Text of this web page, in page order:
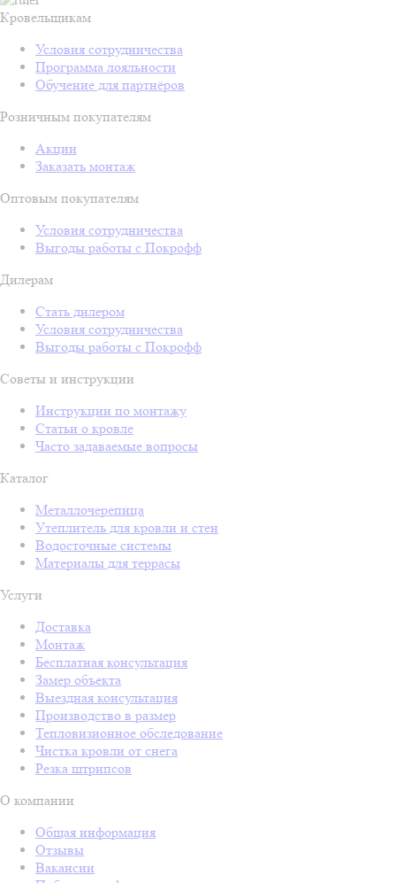
Кровельщикам
Условия сотрудничества
Программа лояльности
Обучение для партнёров
Розничным покупателям
Акции
Заказать монтаж
Оптовым покупателям
Условия сотрудничества
Выгоды работы с Покрофф
Дилерам
Стать дилером
Условия сотрудничества
Выгоды работы с Покрофф
Советы и инструкции
Инструкции по монтажу
Статьи о кровле
Часто задаваемые вопросы
Каталог
Металлочерепица
Утеплитель для кровли и стен
Водосточные системы
Материалы для террасы
Услуги
Доставка
Монтаж
Бесплатная консультация
Замер объекта
Выездная консультация
Производство в размер
Тепловизионное обследование
Чистка кровли от снега
Резка штрипсов
О компании
Общая информация
Отзывы
Вакансии